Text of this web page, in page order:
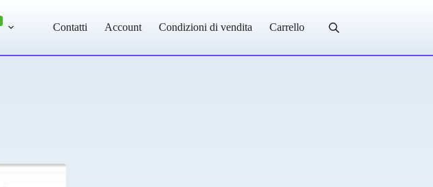
Contatti Account Condizioni di vendita Carrello